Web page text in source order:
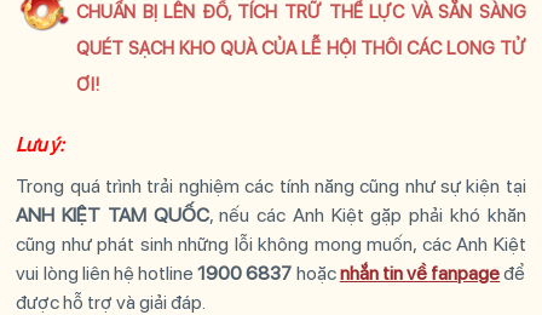
CHUẨN BỊ LÊN ĐỒ, TÍCH TRỮ THỂ LỰC VÀ SẴN SÀNG
QUÉT SẠCH KHO QUÀ CỦA LỄ HỘI THÔI CÁC LONG TỬ
ƠI!
Lưu ý:
Trong quá trình trải nghiệm các tính năng cũng như sự kiện tại
ANH KIỆT TAM QUỐC, nếu các Anh Kiệt gặp phải khó khăn
cũng như phát sinh những lỗi không mong muốn, cácAnh Kiệt
vui lòng liên hệ hotline1900 6837 hoặcnhắn tin về fanpageđể
được hỗ trợ và giải đáp.